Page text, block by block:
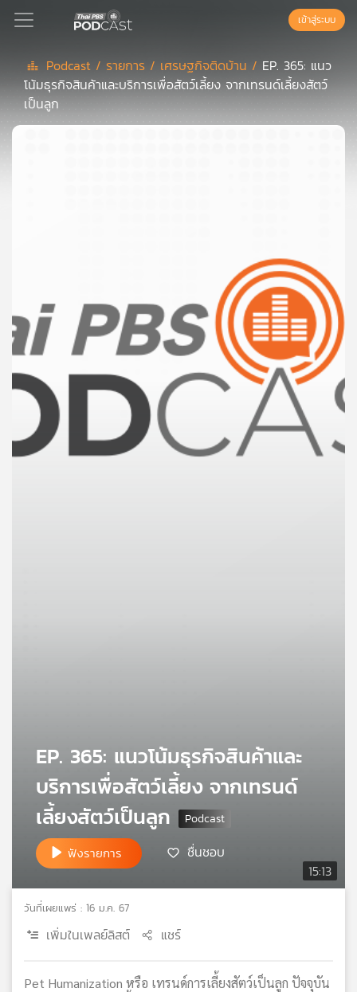
Podcast
สต์
ของ
เพลง
แผนที่
วิทยุ
เครือ
เข้าสู่ระบบ
Podcast / รายการ / เศรษฐกิจติดบ้าน / EP. 365: แนว
โน้มธุรกิจสินค้าและบริการเพื่อสัตว์เลี้ยง จากเทรนด์เลี้ยงสัตว์
เป็นลูก
15:13
EP. 365: แนวโน้มธุรกิจสินค้าและ
บริการเพื่อสัตว์เลี้ยง จากเทรนด์
เลี้ยงสัตว์เป็นลูก
ฟังรายการ ชื่นชอบ
วันที่เผยแพร่ : 16 ม.ค. 67
เพิ่มในเพลย์ลิสต์ แชร์
Pet Humanization หรือ เทรนด์การเลี้ยงสัตว์เป็นลูก ปัจจุบัน